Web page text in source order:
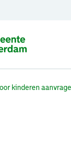
kinderen